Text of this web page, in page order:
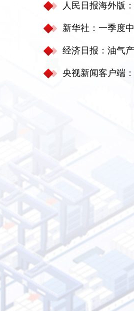
人民日报海外版
新华社：一季度
经济日报：油气
央视新闻客户端